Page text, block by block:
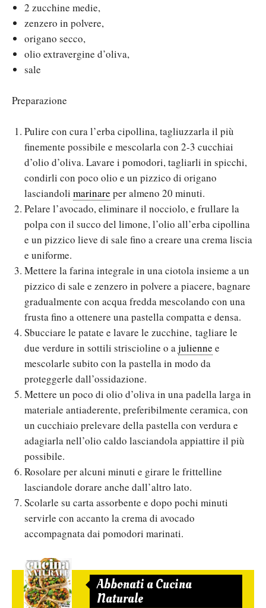
2 zucchine medie,
zenzero in polvere,
origano secco,
olio extravergine d’oliva,
sale
Preparazione
Pulire con cura l’erba cipollina, tagliuzzarla il più
finemente possibile e mescolarla con 2-3 cucchiai
d’olio d’oliva. Lavare i pomodori, tagliarli in spicchi,
condirli con poco olio e un pizzico di origano
lasciandoli marinare per almeno 20 minuti.
Pelare l’avocado, eliminare il nocciolo, e frullare la
polpa con il succo del limone, l’olio all’erba cipollina
e un pizzico lieve di sale fino a creare una crema liscia
e uniforme.
Mettere la farina integrale in una ciotola insieme a un
pizzico di sale e zenzero in polvere a piacere, bagnare
gradualmente con acqua fredda mescolando con una
frusta fino a ottenere una pastella compatta e densa.
Sbucciare le patate e lavare le zucchine, tagliare le
due verdure in sottili striscioline o ajulienne e
mescolarle subito con la pastella in modo da
proteggerle dall’ossidazione.
Mettere un poco di olio d’oliva in una padella larga in
materiale antiaderente, preferibilmente ceramica, con
un cucchiaio prelevare della pastella con verdura e
adagiarla nell’olio caldo lasciandola appiattire il più
possibile.
Rosolare per alcuni minuti e girare le frittelline
lasciandole dorare anche dall’altro lato.
Scolarle su carta assorbente e dopo pochi minuti
servirle con accanto la crema di avocado
accompagnata dai pomodori marinati.
Abbonati a Cucina
Naturale